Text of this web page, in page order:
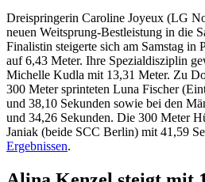
Dreispringerin Caroline Joyeux (LG
neuen Weitsprung-Bestleistung in die
Finalistin steigerte sich am Samstag in
auf 6,43 Meter. Ihre Spezialdisziplin
Michelle Kudla mit 13,31 Meter. Zu
300 Meter sprinteten Luna Fischer
und 38,10 Sekunden sowie bei den
und 34,26 Sekunden. Die 300 Meter
Janiak (beide SCC Berlin) mit 41,59
Ergebnissen.